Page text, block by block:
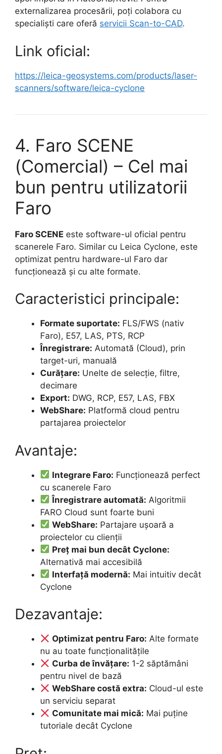
externalizarea procesării, poți colabora cu
specialiști care oferă servicii Scan-to-CAD.
Link oficial:
https://leica-geosystems.com/products/laser-
scanners/software/leica-cyclone
4. Faro SCENE
(Comercial) – Cel mai
bun pentru utilizatorii
Faro
Faro SCENE este software-ul oficial pentru
scanerele Faro. Similar cu Leica Cyclone, este
optimizat pentru hardware-ul Faro dar
funcționează și cu alte formate.
Caracteristici principale:
Formate suportate: FLS/FWS (nativ
Faro), E57, LAS, PTS, RCP
Înregistrare: Automată (Cloud), prin
target-uri, manuală
Curățare: Unelte de selecție, filtre,
decimare
Export: DWG, RCP, E57, LAS, FBX
WebShare: Platformă cloud pentru
partajarea proiectelor
Avantaje:
Integrare Faro: Funcționează perfect
cu scanerele Faro
Înregistrare automată: Algoritmii
FARO Cloud sunt foarte buni
WebShare: Partajare ușoară a
proiectelor cu clienții
Preț mai bun decât Cyclone:
Alternativă mai accesibilă
Interfață modernă: Mai intuitiv decât
Cyclone
Dezavantaje:
Optimizat pentru Faro: Alte formate
nu au toate funcționalitățile
Curba de învățare: 1-2 săptămâni
pentru nivel de bază
WebShare costă extra: Cloud-ul este
un serviciu separat
Comunitate mai mică: Mai puține
tutoriale decât Cyclone